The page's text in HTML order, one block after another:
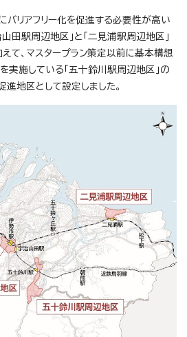
バリアフリー化を促進する必要性が高い
田駅周辺地区」と「二見浦駅周辺地区」
て、マスタープラン策定以前に基本構想
実施している「五十鈴川駅周辺地区」の
地区として設定しました。